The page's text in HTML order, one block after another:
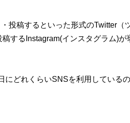
投稿するといった形式のTwitter（
するInstagram(インスタグラム)が
にどれくらいSNSを利用している